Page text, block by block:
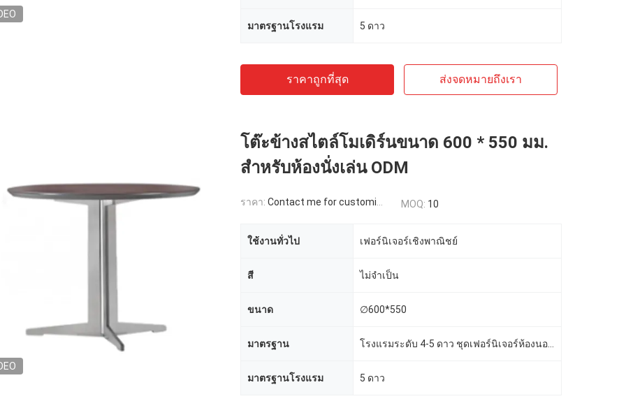
มาตรฐานโรงแรม 5 ดาว
ราคาถูกที่สุด ส่งจดหมายถึงเรา
โต๊ะข้างสไตล์โมเดิร์นขนาด 600 * 550 มม.
สำหรับห้องนั่งเล่น ODM
ราคา: Contact me for customized MOQ: 10
ใช้งานทั่วไป เฟอร์นิเจอร์เชิงพาณิชย์
สี ไม่จำเป็น
ขนาด ∅600*550
มาตรฐาน
มาตรฐานโรงแรม 5 ดาว